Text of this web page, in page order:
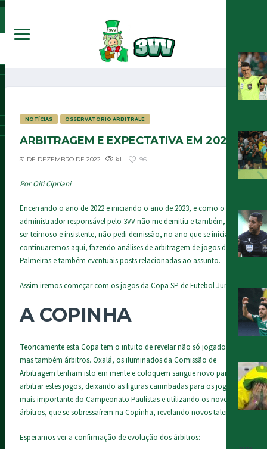
NOTÍCIAS OSSERVATORIO ARBITRALE
ARBITRAGEM E EXPECTATIVA EM 2023
31 DE DEZEMBRO DE 2022 611 96
Por Oiti Cipriani
Encerrando o ano de 2022 e iniciando o ano de 2023, e como o
administrador responsável pelo 3VV não me demitiu e também, por
ser teimoso e insistente, não pedi demissão, no ano que se inicia
continuaremos aqui, fazendo análises de arbitragem de jogos do
Palmeiras e também eventuais posts relacionadas ao assunto.
Assim iremos começar com os jogos da Copa SP de Futebol Junior.
A COPINHA
Teoricamente esta Copa tem o intuito de revelar não só jogadores,
mas também árbitros. Oxalá, os iluminados da Comissão de
Arbitragem tenham isto em mente e coloquem sangue novo para
arbitrar estes jogos, deixando as figuras carimbadas para os jogos
mais importante do Campeonato Paulistas e utilizando os novos
árbitros, que se sobressaírem na Copinha, revelando novos talentos.
Esperamos ver a confirmação de evolução dos árbitros: